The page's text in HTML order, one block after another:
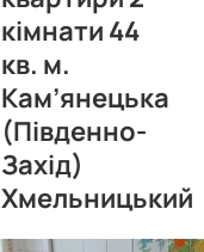
кімнати 44
кв. м.
Кам’янецька
(Південно-
Захід)
Хмельницький